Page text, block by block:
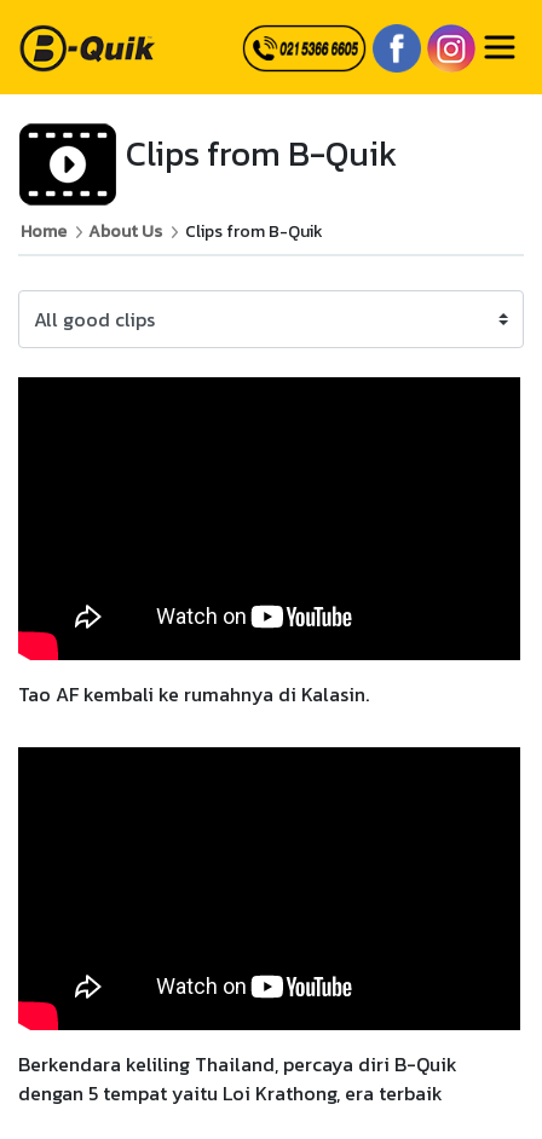
Clips from B-Quik
Home About Us Clips from B-Quik
Tao AF kembali ke rumahnya di Kalasin.
Berkendara keliling Thailand, percaya diri B-Quik
dengan 5 tempat yaitu Loi Krathong, era terbaik